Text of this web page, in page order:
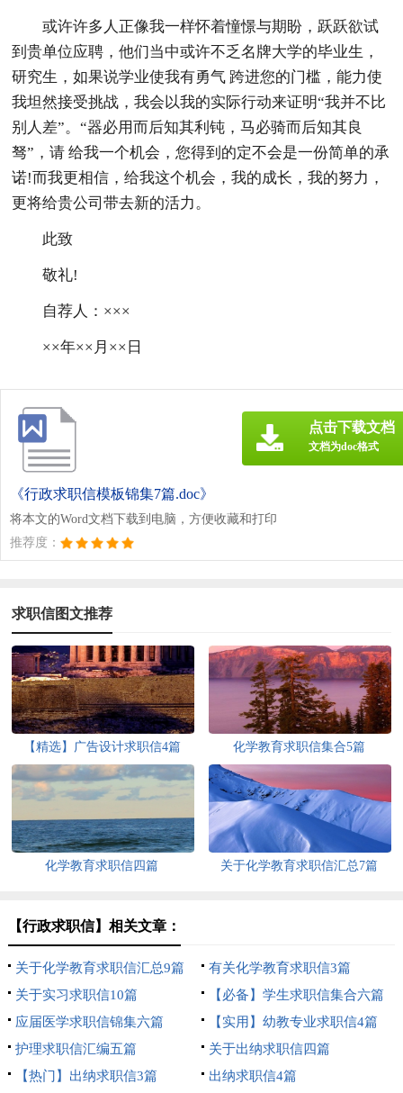
或许许多人正像我一样怀着憧憬与期盼，跃跃欲试
到贵单位应聘，他们当中或许不乏名牌大学的毕业生，
研究生，如果说学业使我有勇气 跨进您的门槛，能力使
我坦然接受挑战，我会以我的实际行动来证明“我并不比
别人差”。“器必用而后知其利钝，马必骑而后知其良
驽”，请 给我一个机会，您得到的定不会是一份简单的承
诺!而我更相信，给我这个机会，我的成长，我的努力，
更将给贵公司带去新的活力。
此致
敬礼!
自荐人：×××
××年××月××日
《行政求职信模板锦集7篇.doc》
将本文的Word文档下载到电脑，方便收藏和打印
推荐度：
点击下载文档
文档为doc格式
求职信图文推荐
【精选】广告设计求职信4篇 化学教育求职信集合5篇
化学教育求职信四篇 关于化学教育求职信汇总7篇
【行政求职信】相关文章：
关于化学教育求职信汇总9篇
有关化学教育求职信3篇
关于实习求职信10篇
【必备】学生求职信集合六篇
应届医学求职信锦集六篇
【实用】幼教专业求职信4篇
护理求职信汇编五篇
关于出纳求职信四篇
【热门】出纳求职信3篇
出纳求职信4篇